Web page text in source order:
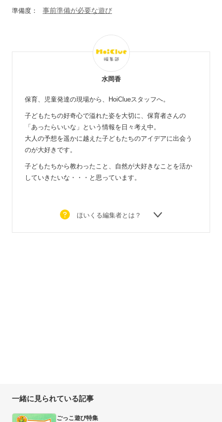
準備度： 事前準備が必要な遊び
水岡香
保育、児童発達の現場から、HoiClueスタッフへ。
子どもたちの好奇心で溢れた姿を大切に、保育者さんの
「あったらいいな」という情報を日々考え中。
大人の予想を遥かに越えた子どもたちのアイデアに出会う
のが大好きです。
子どもたちから教わったこと、自然が大好きなことを活か
していきたいな・・・と思っています。
ほいくる編集者とは？
一緒に見られている記事
ごっこ遊び特集